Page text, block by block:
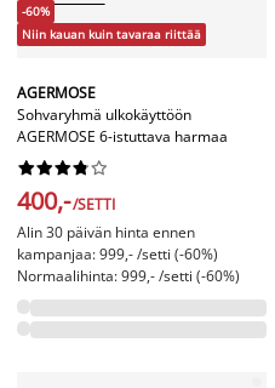
-60%
Niin kauan kuin tavaraa riittää
AGERMOSE
Sohvaryhmä ulkokäyttöön
AGERMOSE 6-istuttava harmaa






400,-/SETTI
Alin 30 päivän hinta ennen
kampanjaa: 999,- /setti (-60%)
Normaalihinta: 999,- /setti (-60%)